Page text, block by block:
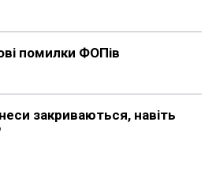
помилки ФОПів
закриваються, навіть